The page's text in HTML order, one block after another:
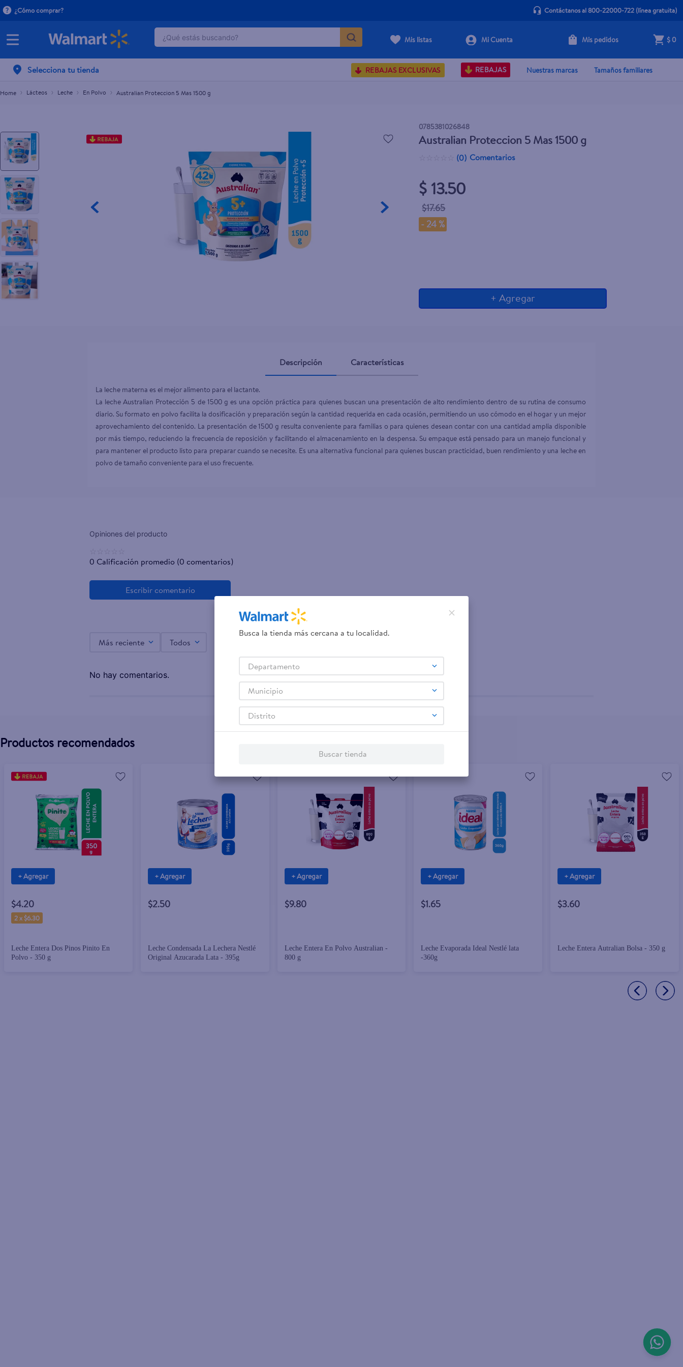
¿Cómo comprar? Contáctanos al 800-22000-722(línea gratuita)
¿Qué estás buscando?
Mis listas Mis pedidos $ 0
Selecciona tu tienda REBAJAS EXCLUSIVAS REBAJAS Nuestras marcas Tamaños familiares
Lácteos Leche En Polvo Australian Proteccion 5 Mas 1500 g
0785381026848
Australian Proteccion 5 Mas 1500 g
(0) Comentarios
$ 13.50
$17.65
- 24 %
+ Agregar
Australian Proteccion 5 Mas 1500 g
$13.50
+ Agregar
Descripción Características
La leche materna es el mejor alimento para el lactante.
La leche Australian Protección 5 de 1500 g es una opción práctica para quienes buscan una presentación de alto rendimiento dentro de su rutina de consumo
diario. Su formato en polvo facilita la dosificación y preparación según la cantidad requerida en cada ocasión, permitiendo un uso cómodo en el hogar y un mejor
aprovechamiento del contenido. La presentación de 1500 g resulta conveniente para familias o para quienes desean contar con una cantidad amplia disponible
por más tiempo, reduciendo la frecuencia de reposición y facilitando el almacenamiento en la despensa. Su empaque está pensado para un manejo funcional y
para mantener el producto listo para preparar cuando se necesite. Es una alternativa funcional para quienes buscan practicidad, buen rendimiento y una leche en
polvo de tamaño conveniente para el uso frecuente.
0 Calificación promedio (0 comentarios)
Más reciente Todos
No hay comentarios.
Productos recomendados
+ Agregar
$4.20
2 x $6.30
Leche Entera Dos Pinos Pinito En
Polvo - 350 g
+ Agregar
$2.50
Leche Condensada La Lechera Nestlé
Original Azucarada Lata - 395g
+ Agregar
$9.80
Leche Entera En Polvo Australian -
800 g
+ Agregar
$1.65
Leche Evaporada Ideal Nestlé lata
-360g
+ Agregar
$3.60
Leche Entera Autralian Bolsa - 350 g
Busca la tienda más cercana a tu localidad.
Departamento
Municipio
Distrito
Buscar tienda
TÉRMINOS MÁS BUSCADOS
2 .
dove uv
hellmanns
.
refrigerador
ventilador
pampers